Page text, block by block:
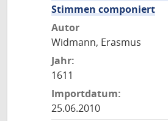
Stimmen componiert
Autor
Widmann, Erasmus
Jahr:
1611
Importdatum:
25.06.2010